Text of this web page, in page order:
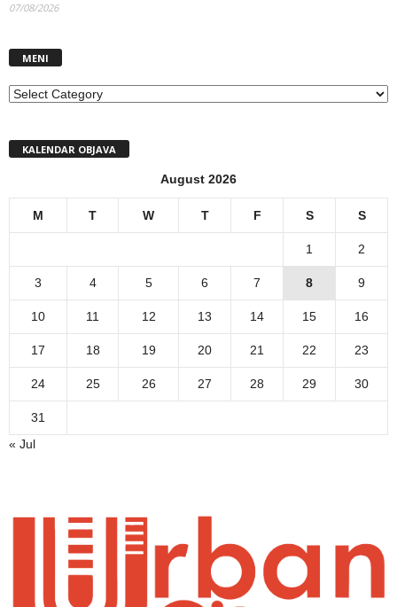
07/08/2026
MENI
MENI
KALENDAR OBJAVA
August 2026
M T W T F S S
1 2
3 4 5 6 7 8 9
10 11 12 13 14 15 16
17 18 19 20 21 22 23
24 25 26 27 28 29 30
31
« Jul